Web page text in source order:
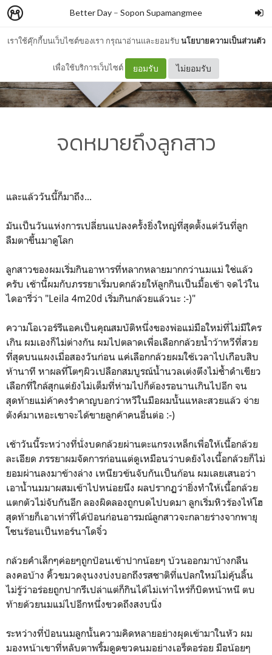
เราใช้คุ๊กกี้บนเว็บไซต์ของเรา กรุณาอ่านและยอมรับนโยบายความเป็นส่วนตัว
เพื่อใช้บริการเว็บไซต์ ยอมรับ ไม่ยอมรับ
Better Day – Sopon Supamangmee
จดหมายถึงลูกสาว
และแล้ววันนี้ก็มาถึง...
มันเป็นวันแห่งการเปลี่ยนแปลงครั้งยิ่งใหญ่ที่สุดตั้งแต่วันที่ลูก
ลืมตาขึ้นมาดูโลก
ลูกสาวของผมเริ่มกินอาหารที่หลากหลายมากกว่านมแม่ ใช่แล้ว
ครับ เช้านี้ผมกับภรรยาเริ่มบดกล้วยให้ลูกกินเป็นมื้อเช้า จดไว้ใน
ไดอารี่ว่า "Leila 4m20d เริ่มกินกล้วยแล้วนะ :-)"
ความโอเวอร์รีแอคเป็นคุณสมบัติหนึ่งของพ่อแม่มือใหม่ที่ไม่มีใคร
เกิน ผมเองก็ไม่ต่างกัน ผมไปตลาดเพื่อเลือกกล้วยน้ำว้าหวีที่สวย
ที่สุดบนแผงเมื่อสองวันก่อน แค่เลือกกล้วยผมใช้เวลาไปเกือบสิบ
ห้านาที หาผลที่โตๆผิวเปลือกสมบูรณ์น้ำนวลเต่งตึงไม่ช้ำดำเขียว
เลือกที่ใกล้สุกแต่ยังไม่เต็มที่ห่ามไปก็ต้องรอนานเกินไปอีก จน
สุดท้ายแม่ค้าคงรำคาญบอกว่าหวีในมือผมนั้นแหละสวยแล้ว จ่าย
ตังค์มาเหอะเขาจะได้ขายลูกค้าคนอื่นต่อ :-)
เช้าวันนี้ระหว่างที่นั่งบดกล้วยผ่านตะแกรงเหล็กเพื่อให้เนื้อกล้วย
ละเอียด ภรรยาผมจัดการก่อนแต่ดูเหมือนว่าบดยังไงเนื้อกล้วยก็ไม่
ยอมผ่านลงมาข้างล่าง เหนียวข้นจับกันเป็นก้อน ผมเลยเสนอว่า
เอาน้ำนมมาผสมเข้าไปหน่อยนึง ผลปรากฏว่ายิ่งทำให้เนื้อกล้วย
แตกตัวไม่จับกันอีก ลองผิดลองถูกบดไปบดมา ลูกเริ่มหิวร้องไห้โฮ
สุดท้ายก็เอาเท่าที่ได้ป้อนก่อนอารมณ์ลูกสาวจะกลายร่างจากพายุ
โซนร้อนเป็นทอร์นาโดจิ๋ว
กล้วยคำเล็กๆค่อยๆถูกป้อนเข้าปากน้อยๆ บ้วนออกมาบ้างกลืน
ลงคอบ้าง คิ้วขมวดงุนงงบ่งบอกถึงรสชาติที่แปลกใหม่ไม่คุ้นลิ้น
ไม่รู้ว่าอร่อยถูกปากรึเปล่าแต่ก็กินได้ไม่เท่าไหร่ก็บิดหน้าหนี ตบ
ท้ายด้วยนมแม่ไปอีกหนึ่งขวดถึงสงบนิ่ง
ระหว่างที่ป้อนนมลูกนั้นความคิดหลายอย่างผุดเข้ามาในหัว ผม
มองหน้าเขาที่หลับตาพริ้มดูดขวดนมอย่างเอร็ดอร่อย มือน้อยๆ